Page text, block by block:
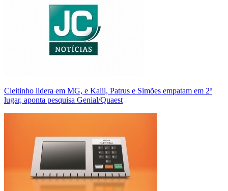
Cleitinho lidera em MG, e Kalil, Patrus e Simões empatam em 2º
lugar, aponta pesquisa Genial/Quaest